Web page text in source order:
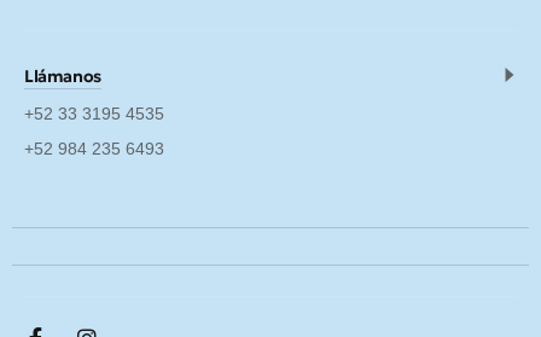
Llámanos
+52 33 3195 4535
+52 984 235 6493